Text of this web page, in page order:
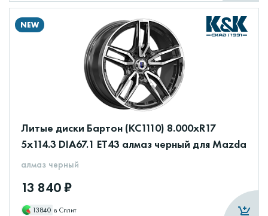
NEW
Литые диски Бартон (КС1110) 8.000xR17
5x114.3 DIA67.1 ET43 алмаз черный для Mazda
алмаз черный
13 840 ₽
13840 в Сплит